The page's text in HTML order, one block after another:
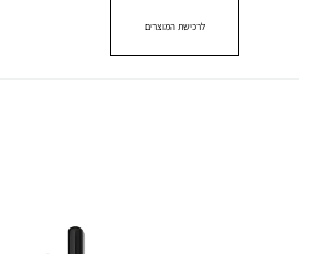
לרכישת המוצרים